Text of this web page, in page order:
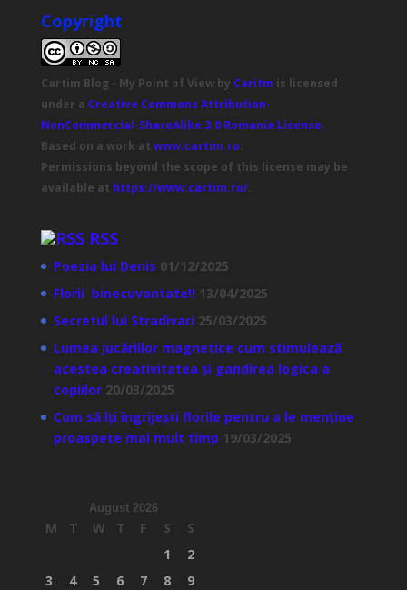
Copyright
Cartim Blog - My Point of Viewby Caritm is licensed
under a Creative Commons Attribution-
NonCommercial-ShareAlike 3.0 Romania License.
Based on a work at www.cartim.ro.
Permissions beyond the scope of this license may be
available at https://www.cartim.ro/.
RSS
Poezia lui Denis 01/12/2025
Florii binecuvantate!! 13/04/2025
Secretul lui Stradivari 25/03/2025
Lumea jucăriilor magnetice cum stimulează
acestea creativitatea și gandirea logica a
copiilor 20/03/2025
Cum să îți îngrijești florile pentru a le menține
proaspete mai mult timp 19/03/2025
August 2026
M T W T F S
S
1
2
3
4 5 6 7 8
9